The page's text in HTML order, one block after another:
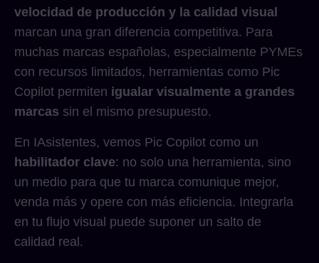
velocidad de producción y la calidad visual
marcan una gran diferencia competitiva. Para
muchas marcas españolas, especialmente PYMEs
con recursos limitados, herramientas como Pic
Copilot permiten igualar visualmente a grandes
marcas sin el mismo presupuesto.
En IAsistentes, vemos Pic Copilot como un
habilitador clave: no solo una herramienta, sino
un medio para que tu marca comunique mejor,
venda más y opere con más eficiencia. Integrarla
en tu flujo visual puede suponer un salto de
calidad real.